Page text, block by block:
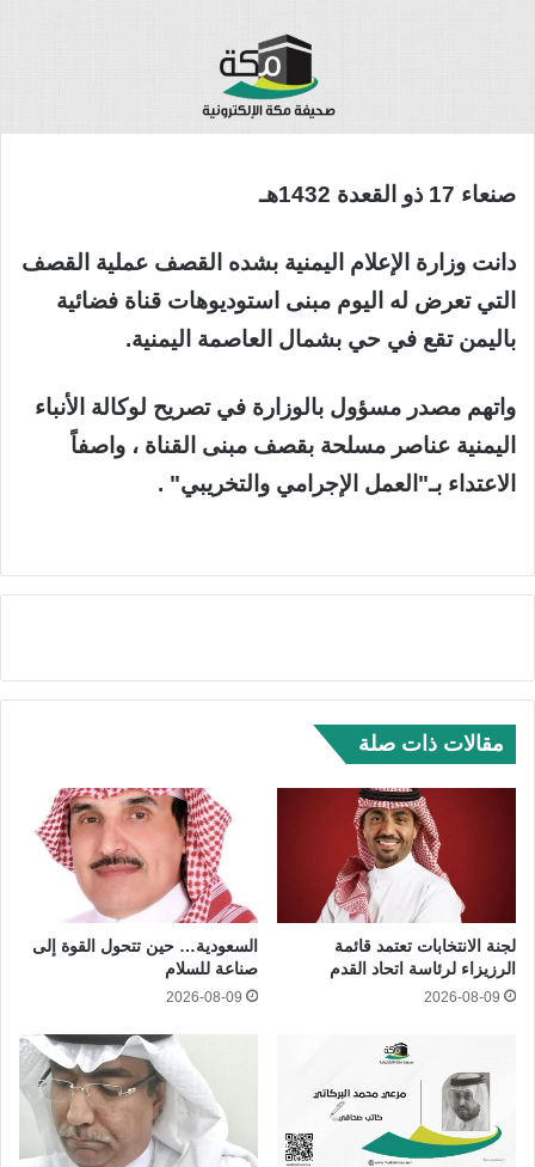
صنعاء 17 ذو القعدة 1432هـ
دانت وزارة الإعلام اليمنية بشده القصف عملية القصف
التي تعرض له اليوم مبنى استوديوهات قناة فضائية
باليمن تقع في حي بشمال العاصمة اليمنية.
واتهم مصدر مسؤول بالوزارة في تصريح لوكالة الأنباء
اليمنية عناصر مسلحة بقصف مبنى القناة ، واصفاً
الاعتداء بـ"العمل الإجرامي والتخريبي" .
مقالات ذات صلة
لجنة الانتخابات تعتمد قائمة
الرزيزاء لرئاسة اتحاد القدم
2026-08-09
السعودية… حين تتحول القوة إلى
صناعة للسلام
2026-08-09